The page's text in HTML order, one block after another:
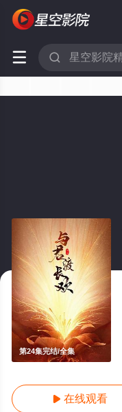
 
第24集完结/全集
 在线观看